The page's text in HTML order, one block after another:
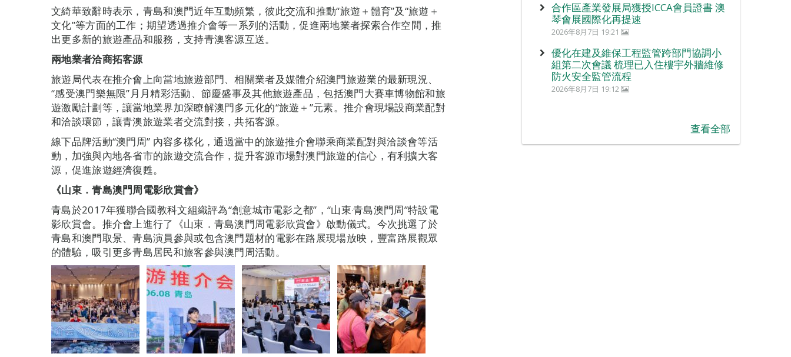
文綺華致辭時表示，青島和澳門近年互動頻繁，彼此交流和推動“旅遊＋體育”及“旅遊＋
文化”等方面的工作；期望透過推介會等一系列的活動，促進兩地業者探索合作空間，推
出更多新的旅遊產品和服務，支持青澳客源互送。
兩地業者洽商拓客源
旅遊局代表在推介會上向當地旅遊部門、相關業者及媒體介紹澳門旅遊業的最新現況、
“感受澳門樂無限”月月精彩活動、節慶盛事及其他旅遊產品，包括澳門大賽車博物館和旅
遊激勵計劃等，讓當地業界加深瞭解澳門多元化的“旅遊＋”元素。推介會現場設商業配對
和洽談環節，讓青澳旅遊業者交流對接，共拓客源。
線下品牌活動“澳門周” 內容多樣化，通過當中的旅遊推介會聯乘商業配對與洽談會等活
動，加強與內地各省市的旅遊交流合作，提升客源市場對澳門旅遊的信心，有利擴大客
源，促進旅遊經濟復甦。
《山東．青島澳門周電影欣賞會》
青島於2017年獲聯合國教科文組織評為“創意城市電影之都”，“山東‧青島澳門周”特設電
影欣賞會。推介會上進行了《山東．青島澳門周電影欣賞會》啟動儀式。今次挑選了於
青島和澳門取景、青島演員參與或包含澳門題材的電影在路展現場放映，豐富路展觀眾
的體驗，吸引更多青島居民和旅客參與澳門周活動。
合作區產業發展局獲授ICCA會員證書 澳
琴會展國際化再提速
2026年8月7日 19:21
優化在建及維保工程監管跨部門協調小
組第二次會議 梳理已入住樓宇外牆維修
防火安全監管流程
2026年8月7日 19:12
查看全部